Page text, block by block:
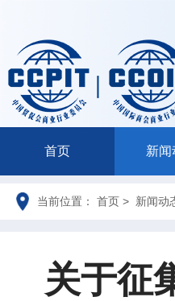
首页 新闻
当前位置： 首页 > 新闻动
关于征